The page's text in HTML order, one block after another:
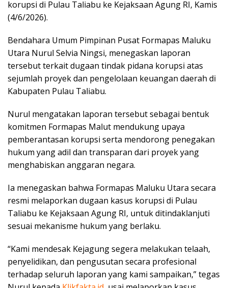
korupsi di Pulau Taliabu ke Kejaksaan Agung RI, Kamis
(4/6/2026).
Bendahara Umum Pimpinan Pusat Formapas Maluku
Utara Nurul Selvia Ningsi, menegaskan laporan
tersebut terkait dugaan tindak pidana korupsi atas
sejumlah proyek dan pengelolaan keuangan daerah di
Kabupaten Pulau Taliabu.
Nurul mengatakan laporan tersebut sebagai bentuk
komitmen Formapas Malut mendukung upaya
pemberantasan korupsi serta mendorong penegakan
hukum yang adil dan transparan dari proyek yang
menghabiskan anggaran negara.
Ia menegaskan bahwa Formapas Maluku Utara secara
resmi melaporkan dugaan kasus korupsi di Pulau
Taliabu ke Kejaksaan Agung RI, untuk ditindaklanjuti
sesuai mekanisme hukum yang berlaku.
“Kami mendesak Kejagung segera melakukan telaah,
penyelidikan, dan pengusutan secara profesional
terhadap seluruh laporan yang kami sampaikan,” tegas